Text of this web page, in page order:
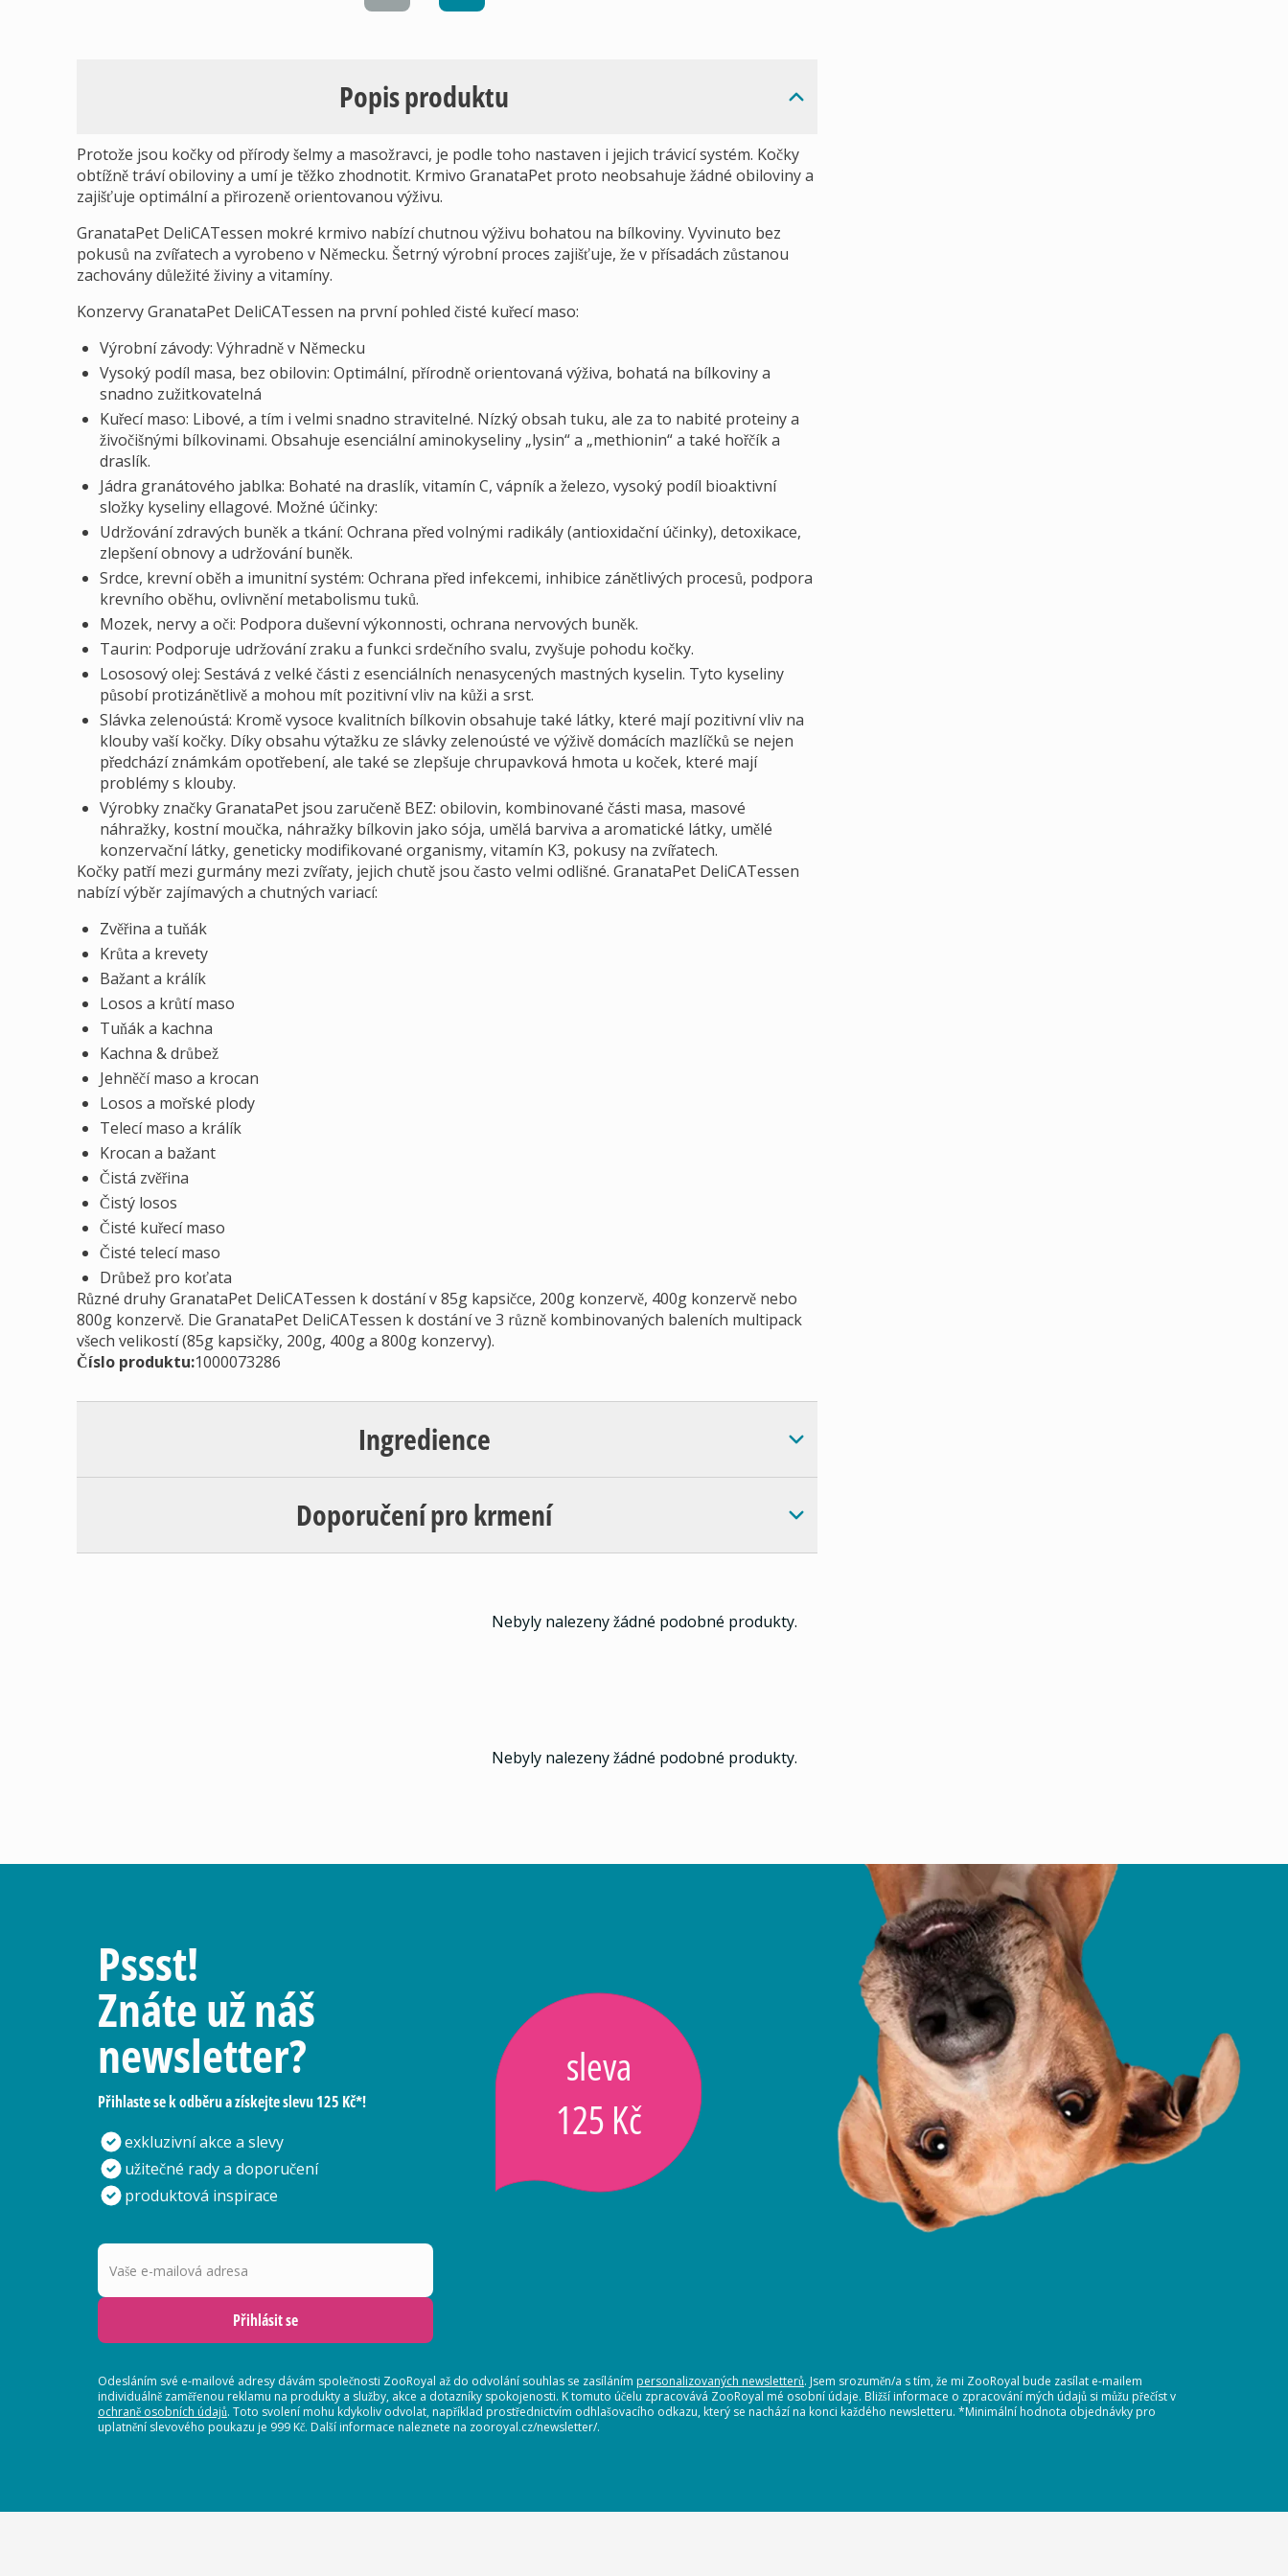
Popis produktu
Protože jsou kočky od přírody šelmy a masožravci, je podle toho nastaven i jejich trávicí systém. Kočky
obtížně tráví obiloviny a umí je těžko zhodnotit. Krmivo GranataPet proto neobsahuje žádné obiloviny a
zajišťuje optimální a přirozeně orientovanou výživu.
GranataPet DeliCATessen mokré krmivo nabízí chutnou výživu bohatou na bílkoviny. Vyvinuto bez
pokusů na zvířatech a vyrobeno v Německu. Šetrný výrobní proces zajišťuje, že v přísadách zůstanou
zachovány důležité živiny a vitamíny.
Konzervy GranataPet DeliCATessen na první pohled čisté kuřecí maso:
Výrobní závody: Výhradně v Německu
Vysoký podíl masa, bez obilovin: Optimální, přírodně orientovaná výživa, bohatá na bílkoviny a
snadno zužitkovatelná
Kuřecí maso: Libové, a tím i velmi snadno stravitelné. Nízký obsah tuku, ale za to nabité proteiny a
živočišnými bílkovinami. Obsahuje esenciální aminokyseliny „lysin“ a „methionin“ a také hořčík a
draslík.
Jádra granátového jablka: Bohaté na draslík, vitamín C, vápník a železo, vysoký podíl bioaktivní
složky kyseliny ellagové. Možné účinky:
Udržování zdravých buněk a tkání: Ochrana před volnými radikály (antioxidační účinky), detoxikace,
zlepšení obnovy a udržování buněk.
Srdce, krevní oběh a imunitní systém: Ochrana před infekcemi, inhibice zánětlivých procesů, podpora
krevního oběhu, ovlivnění metabolismu tuků.
Mozek, nervy a oči: Podpora duševní výkonnosti, ochrana nervových buněk.
Taurin: Podporuje udržování zraku a funkci srdečního svalu, zvyšuje pohodu kočky.
Lososový olej: Sestává z velké části z esenciálních nenasycených mastných kyselin. Tyto kyseliny
působí protizánětlivě a mohou mít pozitivní vliv na kůži a srst.
Slávka zelenoústá: Kromě vysoce kvalitních bílkovin obsahuje také látky, které mají pozitivní vliv na
klouby vaší kočky. Díky obsahu výtažku ze slávky zelenoústé ve výživě domácích mazlíčků se nejen
předchází známkám opotřebení, ale také se zlepšuje chrupavková hmota u koček, které mají
problémy s klouby.
Výrobky značky GranataPet jsou zaručeně BEZ: obilovin, kombinované části masa, masové
náhražky, kostní moučka, náhražky bílkovin jako sója, umělá barviva a aromatické látky, umělé
konzervační látky, geneticky modifikované organismy, vitamín K3, pokusy na zvířatech.
Kočky patří mezi gurmány mezi zvířaty, jejich chutě jsou často velmi odlišné. GranataPet DeliCATessen
nabízí výběr zajímavých a chutných variací:
Zvěřina a tuňák
Krůta a krevety
Bažant a králík
Losos a krůtí maso
Tuňák a kachna
Kachna & drůbež
Jehněčí maso a krocan
Losos a mořské plody
Telecí maso a králík
Krocan a bažant
Čistá zvěřina
Čistý losos
Čisté kuřecí maso
Čisté telecí maso
Drůbež pro koťata
Různé druhy GranataPet DeliCATessen k dostání v 85g kapsičce, 200g konzervě, 400g konzervě nebo
800g konzervě. Die GranataPet DeliCATessen k dostání ve 3 různě kombinovaných baleních multipack
všech velikostí (85g kapsičky, 200g, 400g a 800g konzervy).
Číslo produktu:1000073286
Ingredience
Doporučení pro krmení
Nebyly nalezeny žádné podobné produkty.
Nebyly nalezeny žádné podobné produkty.
Pssst!
Znáte už náš
newsletter?
Přihlaste se k odběru a získejte slevu 125 Kč*!
exkluzivní akce a slevy
užitečné rady a doporučení
produktová inspirace
sleva
125 Kč
Vaše e-mailová adresa
Přihlásit se
Odesláním své e-mailové adresy dávám společnosti ZooRoyal až do odvolání souhlas se zasíláním personalizovaných newsletterů. Jsem srozuměn/a s tím, že mi ZooRoyal bude zasílat e-mailem
individuálně zaměřenou reklamu na produkty a služby, akce a dotazníky spokojenosti. K tomuto účelu zpracovává ZooRoyal mé osobní údaje. Bližší informace o zpracování mých údajů si můžu přečíst v
ochraně osobních údajů. Toto svolení mohu kdykoliv odvolat, například prostřednictvím odhlašovacího odkazu, který se nachází na konci každého newsletteru. *Minimální hodnota objednávky pro
uplatnění slevového poukazu je 999 Kč. Další informace naleznete na zooroyal.cz/newsletter/.